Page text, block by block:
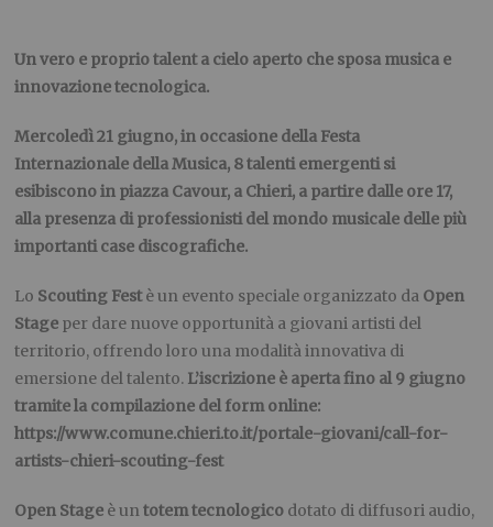
Un vero e proprio talent a cielo aperto che sposa musica e
innovazione tecnologica.
Mercoledì 21 giugno, in occasione della Festa
Internazionale della Musica, 8 talenti emergenti si
esibiscono in piazza Cavour, a Chieri, a partire dalle ore 17,
alla presenza di professionisti del mondo musicale delle più
importanti case discografiche.
Lo Scouting Festè un evento speciale organizzato da Open
Stage per dare nuove opportunità a giovani artisti del
territorio, offrendo loro una modalità innovativa di
emersione del talento. L’iscrizione è aperta fino al 9 giugno
tramite la compilazione del form online:
https://www.comune.chieri.to.it/portale-giovani/call-for-
artists-chieri-scouting-fest
Open Stage è untotem tecnologico dotato di diffusori audio,